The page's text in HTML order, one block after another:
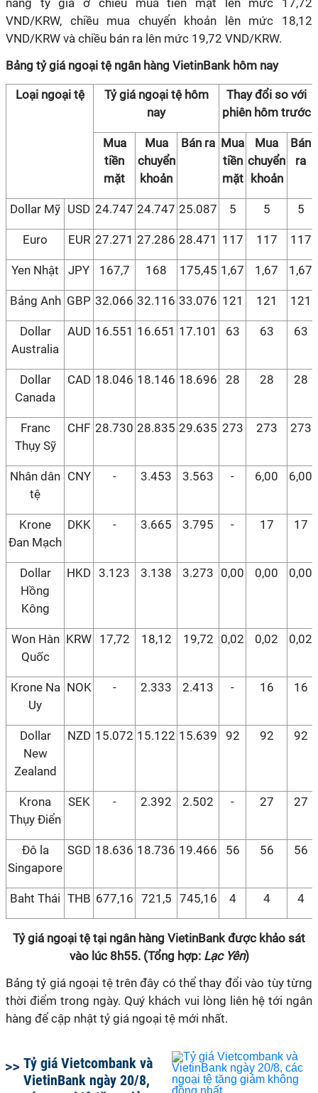
nâng tỷ giá ở chiều mua tiền mặt lên mức 17,72
VND/KRW, chiều mua chuyển khoản lên mức 18,12
VND/KRW và chiều bán ra lên mức 19,72 VND/KRW.
Bảng tỷ giá ngoại tệ ngân hàng VietinBank hôm nay
Loại ngoại tệ
Tỷ giá ngoại tệ hôm
nay
Thay đổi so với
phiên hôm trước
Mua
tiền
mặt
Mua
chuyển
khoản
Bán ra Mua
tiền
mặt
Mua
chuyển
khoản
Bán
ra
Dollar Mỹ USD 24.747 24.747 25.087 5 5 5
Euro EUR 27.271 27.286 28.471 117 117 117
Yen Nhật JPY 167,7 168 175,45 1,67 1,67 1,67
Bảng Anh GBP 32.066 32.116 33.076 121 121 121
Dollar
Australia
AUD 16.551 16.651 17.101 63 63 63
Dollar
Canada
CAD 18.046 18.146 18.696 28 28 28
Franc
Thụy Sỹ
CHF 28.730 28.835 29.635 273 273 273
Nhân dân
tệ
CNY - 3.453 3.563 - 6,00 6,00
Krone
Đan Mạch
DKK - 3.665 3.795 - 17 17
Dollar
Hồng
Kông
HKD 3.123 3.138 3.273 0,00 0,00 0,00
Won Hàn
Quốc
KRW 17,72 18,12 19,72 0,02 0,02 0,02
Krone Na
Uy
NOK - 2.333 2.413 - 16 16
Dollar
New
Zealand
NZD 15.072 15.122 15.639 92 92 92
Krona
Thụy Điển
SEK - 2.392 2.502 - 27 27
Đô la
Singapore
SGD 18.636 18.736 19.466 56 56 56
Baht Thái THB 677,16 721,5 745,16 4 4 4
Tỷ giá ngoại tệ tại ngân hàng VietinBank được khảo sát
vào lúc 8h55. (Tổng hợp: Lạc Yên)
Bảng tỷ giá ngoại tệ trên đây có thể thay đổi vào tùy từng
thời điểm trong ngày. Quý khách vui lòng liên hệ tới ngân
hàng để cập nhật tỷ giá ngoại tệ mới nhất.
Tỷ giá Vietcombank và
VietinBank ngày 20/8,